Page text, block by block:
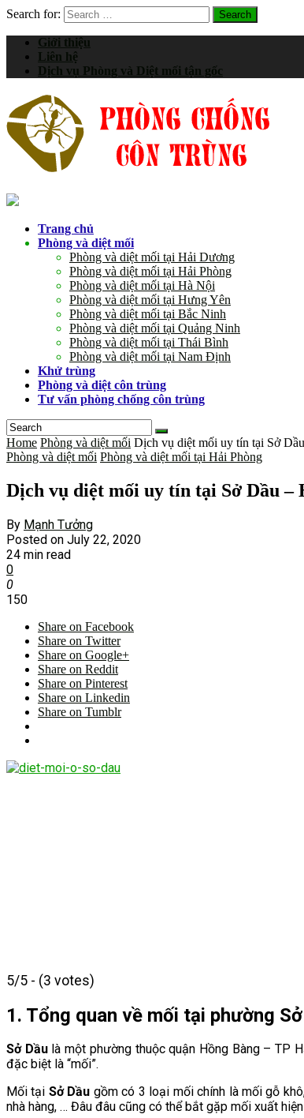
Search for:
Giới thiệu
Liên hệ
Dịch vụ Phòng và Diệt mối tận gốc
Trang chủ
Phòng và diệt mối
Phòng và diệt mối tại Hải Dương
Phòng và diệt mối tại Hải Phòng
Phòng và diệt mối tại Hà Nội
Phòng và diệt mối tại Hưng Yên
Phòng và diệt mối tại Bắc Ninh
Phòng và diệt mối tại Quảng Ninh
Phòng và diệt mối tại Thái Bình
Phòng và diệt mối tại Nam Định
Khử trùng
Phòng và diệt côn trùng
Tư vấn phòng chống côn trùng
Home Phòng và diệt mối Dịch vụ diệt mối uy tín tại Sở
Phòng và diệt mối Phòng và diệt mối tại Hải Phòng
Dịch vụ diệt mối uy tín tại Sở Dầu –
By Mạnh Tưởng
Posted on July 22, 2020
24 min read
0
0
150
Share on Facebook
Share on Twitter
Share on Google+
Share on Reddit
Share on Pinterest
Share on Linkedin
Share on Tumblr
5/5 - (3 votes)
1. Tổng quan về mối tại phường
Sở Dầu là một phường thuộc quận Hồng Bàng – TP
đặc biệt là “mối”.
Mối tại Sở Dầu gồm có 3 loại mối chính là mối gỗ
nhà hàng, … Đâu đâu cũng có thể bắt gặp mối xuất